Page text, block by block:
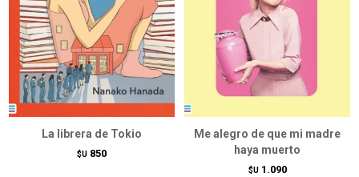
La librera de Tokio
$U 850
Me alegro de que mi madre
haya muerto
$U 1.090